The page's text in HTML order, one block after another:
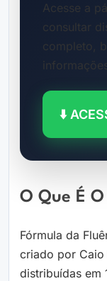
Acesse a
consultar
completo,
⬇️
O Que É
Fórmula da
criado por Caio
distribuídas em